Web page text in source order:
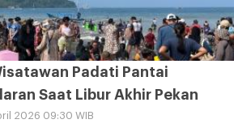
Padati Pantai
Saat Libur Akhir Pekan
2026 09:30 WIB